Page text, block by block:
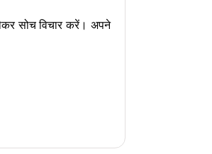
सोच विचार करें। अपने